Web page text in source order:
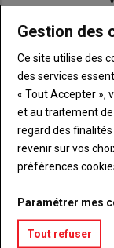
titre
Body
compte
Lien
VOUS
Gestion des
Ce site utilise des
des services
« Tout Accepter »,
et au traitement
regard des
revenir sur vos
préférences
Paramétrer mes
Tout refuser